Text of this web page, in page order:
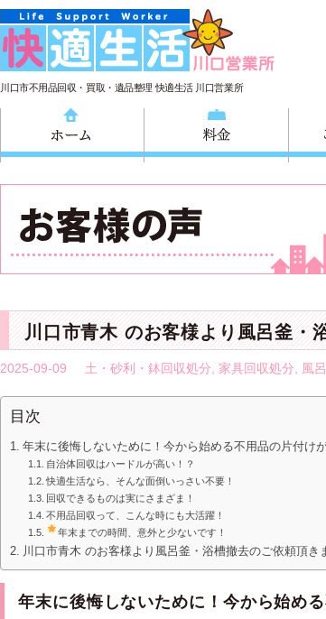
川口市不用品回収・買取・遺品整理 快適生活 川口営業所
川口市青木 のお客様より風呂釜・
2025-09-09 土・砂利・鉢回収処分 家具回収処分 風
目次
年末に後悔しないために！今から始める不用品の片付け
自治体回収はハードルが高い！？
快適生活なら、そんな面倒いっさい不要！
回収できるものは実にさまざま！
不用品回収って、こんな時にも大活躍！
年末までの時間、意外と少ないです！
川口市青木 のお客様より風呂釜・浴槽撤去のご依頼頂き
年末に後悔しないために！今から始め